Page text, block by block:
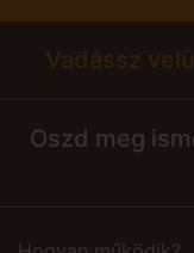
Vadássz
Oszd meg